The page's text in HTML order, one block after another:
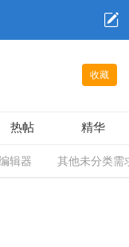
收藏
热帖 精华
辑器 其他未分类需